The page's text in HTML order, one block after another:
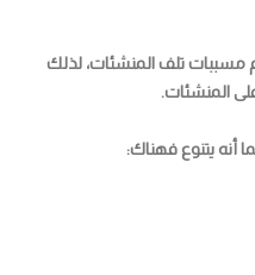
مسببات تلف المنشئات، لذلك
المنشئات.
أنه يتنوع فهناك: